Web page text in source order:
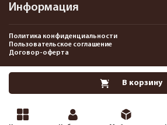
В корзину
Информация
Политика конфиденциальности
Пользовательское соглашение
Договор-оферта
2013-2026 Интернет-магазин пневматики,
Pnevmat24.ru. Все права защищены.©